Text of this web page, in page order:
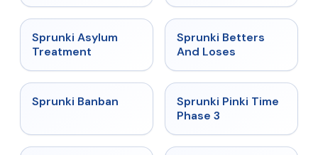
★
Sprunki Asylum
Treatment
★
Sprunki Betters
And Loses
★
Sprunki Banban ★ 4.9
Sprunki Pinki Time
Phase 3